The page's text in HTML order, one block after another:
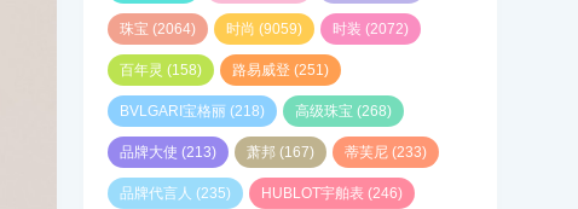
珠宝 (2064) 时尚 (9059) 时装 (2072)
百年灵 (158) 路易威登 (251)
BVLGARI宝格丽 (218) 高级珠宝 (268)
品牌大使 (213) 萧邦 (167) 蒂芙尼 (233)
品牌代言人 (235) HUBLOT宇舶表 (246)